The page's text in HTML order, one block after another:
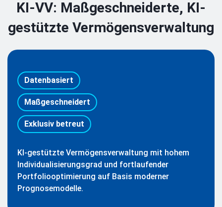
KI-VV: Maßgeschneiderte, KI-
gestützte Vermögensverwaltung
Datenbasiert
Maßgeschneidert
Exklusiv betreut
KI-gestützte Vermögensverwaltung mit hohem
Individualisierungsgrad und fortlaufender
Portfoliooptimierung auf Basis moderner
Prognosemodelle.